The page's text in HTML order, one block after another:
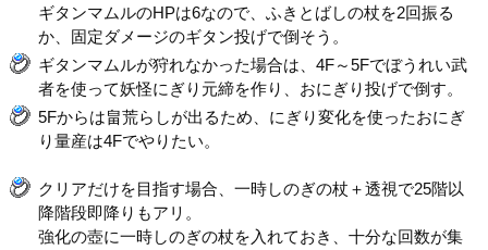
ギタンマムルのHPは6なので、ふきとばしの杖を2回振る
か、固定ダメージのギタン投げで倒そう。
ギタンマムルが狩れなかった場合は、4F～5Fでぼうれい武
者を使って妖怪にぎり元締を作り、おにぎり投げで倒す。
5Fからは畠荒らしが出るため、にぎり変化を使ったおにぎ
り量産は4Fでやりたい。
クリアだけを目指す場合、一時しのぎの杖＋透視で25階以
降階段即降りもアリ。
強化の壺に一時しのぎの杖を入れておき、十分な回数が集